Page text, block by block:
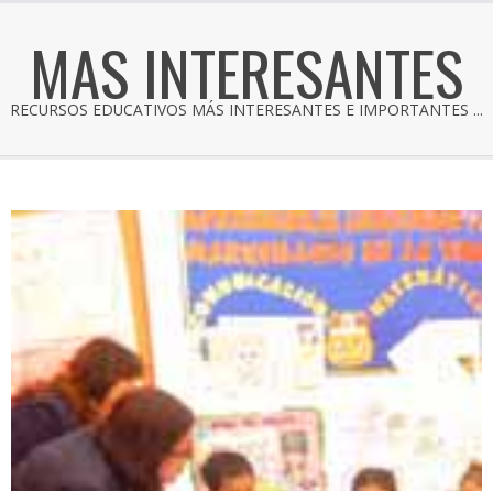
MAS INTERESANTES
RECURSOS EDUCATIVOS MÁS INTERESANTES E IMPORTANTES ...